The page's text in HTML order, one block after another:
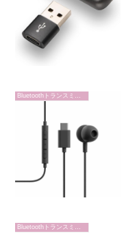
Bluetoothトランスミッター
Bluetoothトランスミッター